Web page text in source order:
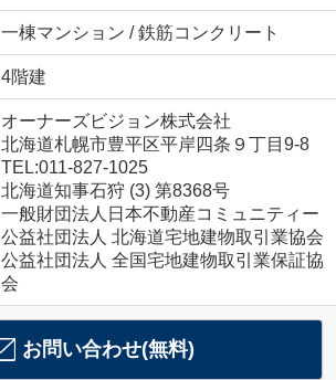
一棟マンション / 鉄筋コンクリート
4階建
オーナーズビジョン株式会社
北海道札幌市豊平区平岸四条９丁目9-8
TEL:011-827-1025
北海道知事石狩 (3) 第8368号
一般財団法人日本不動産コミュニティー
公益社団法人 北海道宅地建物取引業協会
公益社団法人 全国宅地建物取引業保証協
会
お問い合わせ(無料)